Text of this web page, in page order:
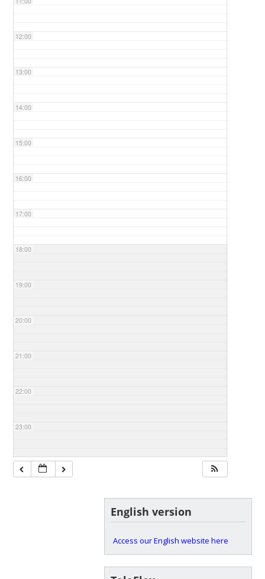
12:00
13:00
14:00
15:00
16:00
17:00
18:00
19:00
20:00
21:00
22:00
23:00
English version
Access our English website here